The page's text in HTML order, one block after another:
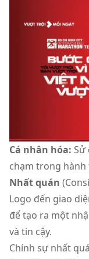
Cá nhân hóa: Sử
chạm trong
Nhất quán
Logo đến giao
để tạo ra một
và tin cậy.
Chính sự nhất